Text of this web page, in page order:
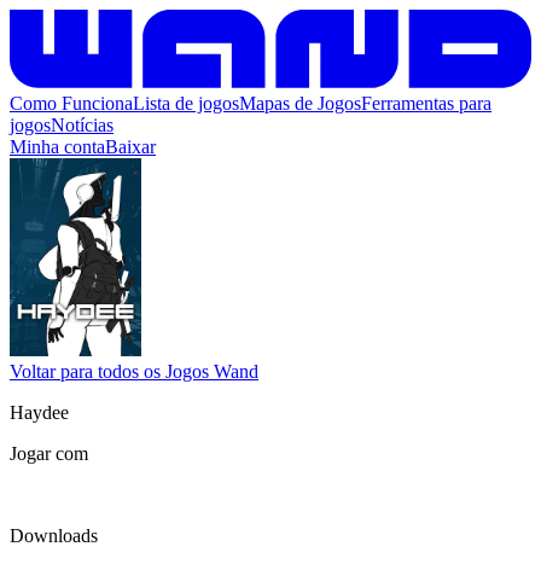
Como FuncionaLista de jogosMapas de JogosFerramentas para
jogosNotícias
Minha contaBaixar
Voltar para todos os Jogos Wand
Haydee
Jogar com
Downloads